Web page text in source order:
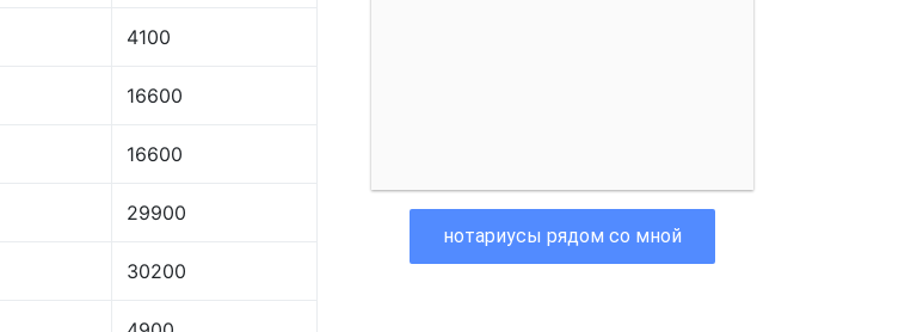
4100
16600
16600
29900
30200
нотариусы рядом со мной